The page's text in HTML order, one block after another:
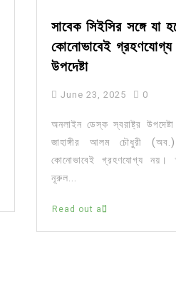
সাবেক সিইসির সঙ্গে যা
কোনোভাবেই গ্রহণযোগ্য
উপদেষ্টা
June 23, 2025 0
অনলাইন ডেস্ক স্বরাষ্ট্র উপদেষ্টা
জাহাঙ্গীর আলম চৌধুরী
কোনোভাবেই গ্রহণযোগ্য নয়।
নূরুল...
Read out all